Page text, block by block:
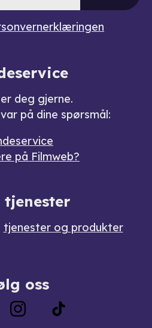
deg gjerne.
på dine spørsmål:
på Filmweb?
tjenester
tjenester og produkter
oss